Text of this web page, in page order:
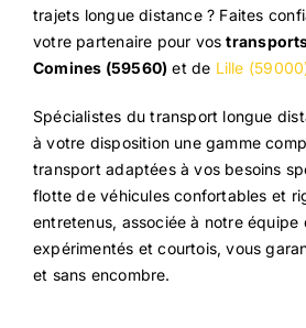
trajets longue distance ? Faites
votre partenaire pour vos
Comines (59560) et de Lille
Spécialistes du transport longue
à votre disposition une gamme
transport adaptées à vos besoins
flotte de véhicules confortables et
entretenus, associée à notre équipe
expérimentés et courtois, vous
et sans encombre.